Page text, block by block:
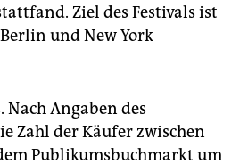
Ziel des Festivals ist
und New York
Nach Angaben des
Zahl der Käufer zwischen
Publikumsbuchmarkt um